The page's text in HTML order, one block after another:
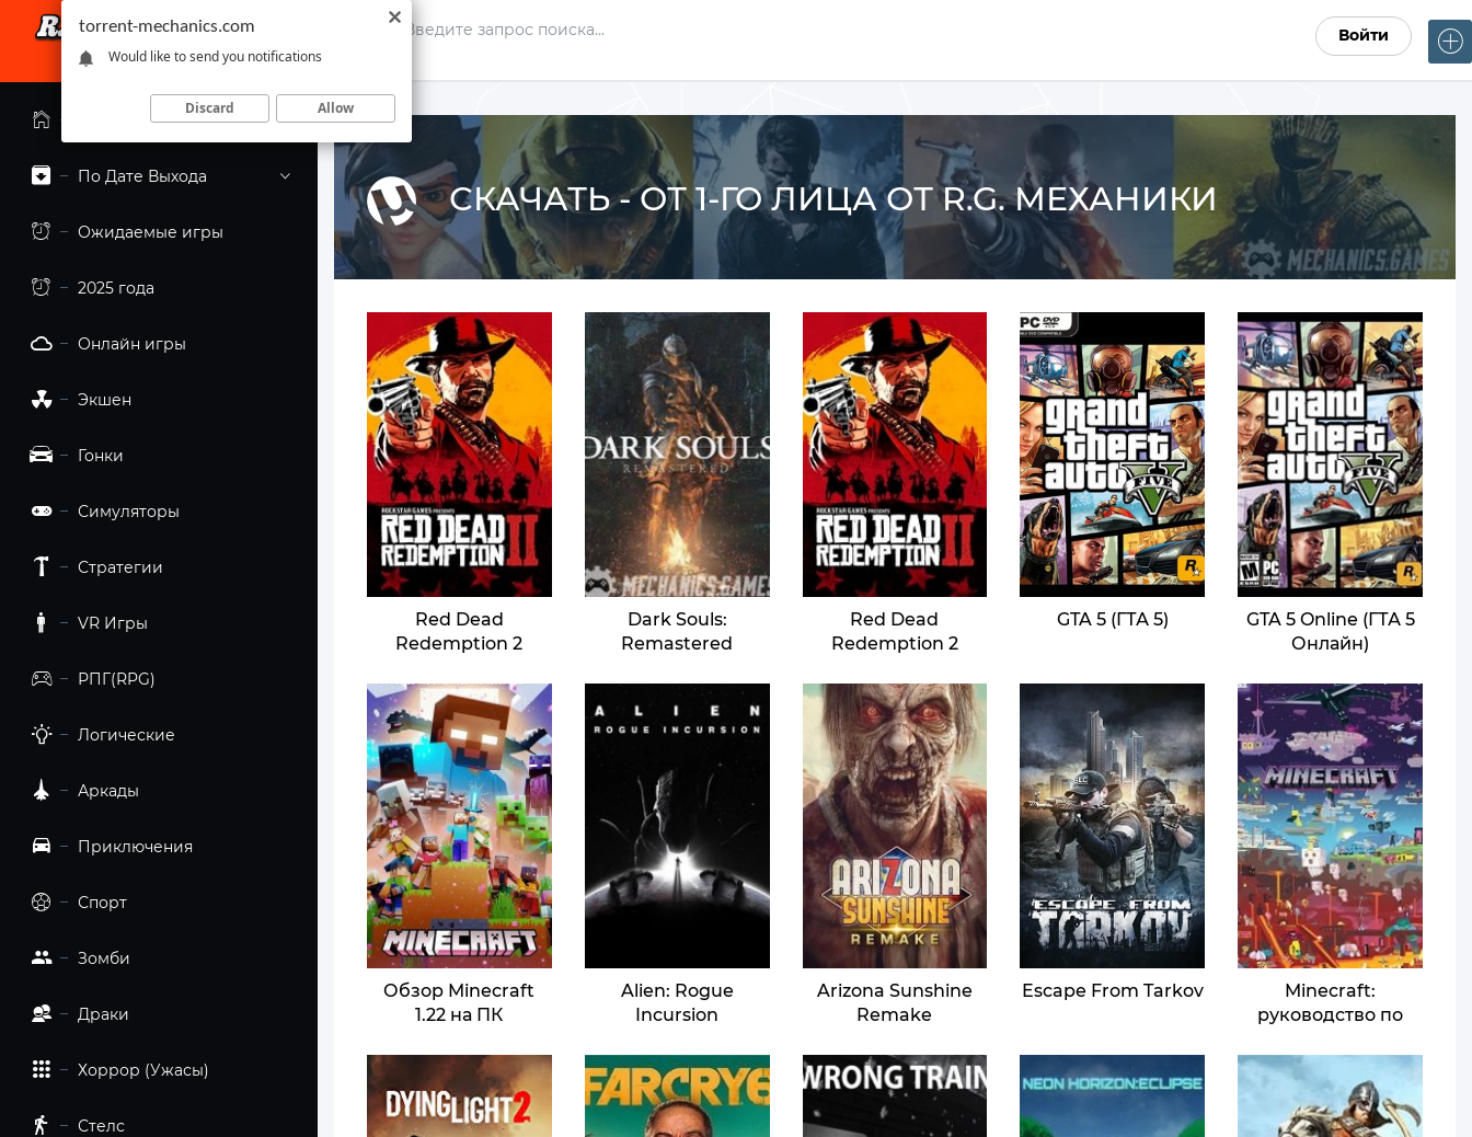
Войти
Главная страница
По Дате Выхода
Ожидаемые игры
2025 года
Онлайн игры
Экшен
Гонки
Симуляторы
Стратегии
VR Игры
РПГ(RPG)
Логические
Аркады
Приключения
Спорт
Зомби
Драки
Хоррор (Ужасы)
Стелс
СКАЧАТЬ - ОТ 1-ГО ЛИЦА ОТ R.G. МЕХАНИКИ
Red Dead
Redemption 2
Dark Souls:
Remastered
Red Dead
Redemption 2
GTA 5 (ГТА 5)
GTA 5 Online (ГТА 5
Онлайн)
Обзор Minecraft
1.22 на ПК
Alien: Rogue
Incursion
Arizona Sunshine
Remake
Escape From Tarkov
Minecraft:
руководство по
записи Java на
учетную запись
Microsoft
torrent-mechanics.com
Would like to send you notifications
Discard Allow